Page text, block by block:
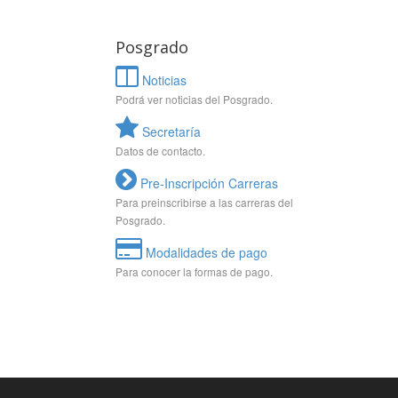
Posgrado
Noticias
Podrá ver noticias del Posgrado.
Secretaría
Datos de contacto.
Pre-Inscripción Carreras
Para preinscribirse a las carreras del
Posgrado.
Modalidades de pago
Para conocer la formas de pago.